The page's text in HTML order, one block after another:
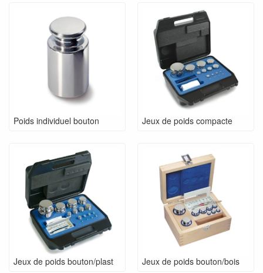
Poids individuel bouton Jeux de poids compacte
Jeux de poids bouton/plast Jeux de poids bouton/bois